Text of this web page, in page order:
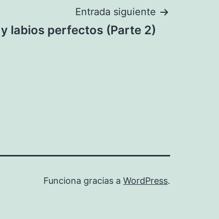
Entrada siguiente
labios perfectos (Parte 2)
Funciona gracias a WordPress.